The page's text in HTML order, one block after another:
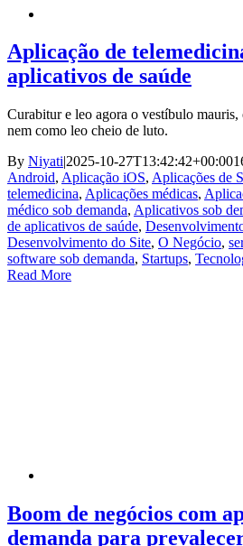
Aplicação de
aplicativos de saúde
Curabitur e leo agora o vestíbulo
nem como leo cheio de luto.
By Niyati|2025-10-27T13:42:42+00:00
Android, Aplicação iOS, Aplicações de
telemedicina, Aplicações médicas,
médico sob demanda, Aplicativos sob
de aplicativos de saúde,
Desenvolvimento do Site, O Negócio,
software sob demanda, Startups,
Read More
Boom de negócios com
demanda para